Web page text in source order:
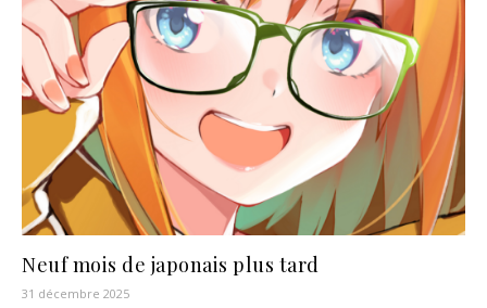
Neuf mois de japonais plus tard
31 décembre 2025